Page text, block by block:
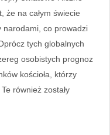
że na całym świecie
narodami, co prowadzi
tych globalnych
osobistych prognoz
kościoła, którzy
również zostały